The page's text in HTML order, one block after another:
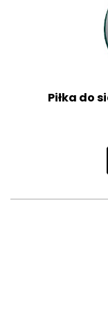
Piłka do